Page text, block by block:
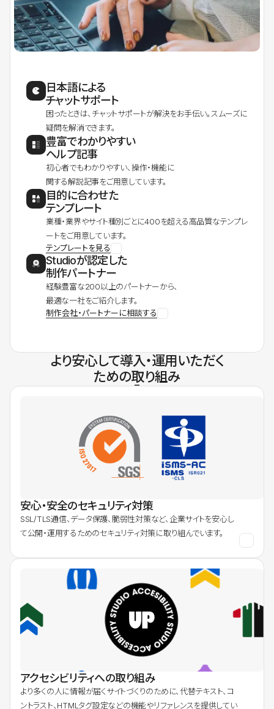
日本語による
チャットサポート
困ったときは、チャットサポートが解決をお手伝い。スムーズに
疑問を解消できます。
豊富でわかりやすい
ヘルプ記事
初心者でもわかりやすい、操作・機能に
関する解説記事をご用意しています。
目的に合わせた
テンプレート
業種・業界やサイト種別ごとに400を超える高品質なテンプレ
ートをご用意しています。
テンプレートを見る
Studioが認定した
制作パートナー
経験豊富な200以上のパートナーから、
最適な一社をご紹介します。
制作会社・パートナーに相談する
より安心して導入・運用いただく
ための取り組み
安心・安全のセキュリティ対策
SSL/TLS通信、データ保護、脆弱性対策など、企業サイトを安心し
て公開・運用するためのセキュリティ対策に取り組んでいます。
アクセシビリティへの取り組み
より多くの人に情報が届くサイトづくりのために、代替テキスト、コ
ントラスト、HTMLタグ設定などの機能やリファレンスを提供してい